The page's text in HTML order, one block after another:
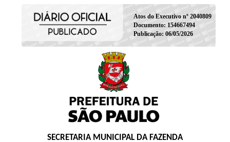
Atos do Executivo nº 2040809
Documento: 154667494
Publicação: 06/05/2026
SECRETARIA MUNICIPAL DA FAZENDA